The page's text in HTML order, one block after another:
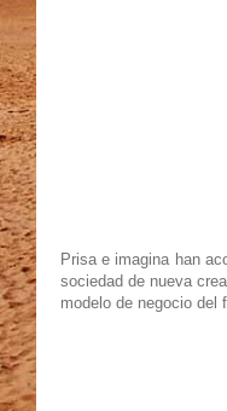
Prisa e imagina han
sociedad de nueva
modelo de negocio del